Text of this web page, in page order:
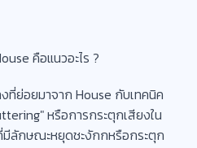
คือแนวอะไร ?
ที่ย่อยมาจาก House กับเทคนิค
หรือการกระตุกเสียงใน
มีลักษณะหยุดชะงักกหรือกระตุก